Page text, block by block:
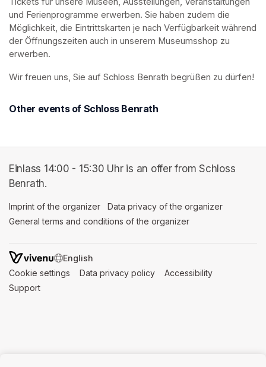
und Ferienprogramme erwerben. Sie haben zudem die
Möglichkeit, die Eintrittskarten je nach Verfügbarkeit während
der Öffnungszeiten auch in unserem Museumsshop zu
erwerben.
Wir freuen uns, Sie auf Schloss Benrath begrüßen zu dürfen!
Other events of Schloss Benrath
Einlass 14:00 - 15:30 Uhr is an offer from Schloss
Benrath.
Imprint of the organizer (opens in a new tab)
Data privacy of the organizer
General terms and conditions of the organizer
SWITCH LANGUAGE
Cookie settings (opens in a new tab)
Data privacy policy (opens in a new tab)
Accessibility
Support